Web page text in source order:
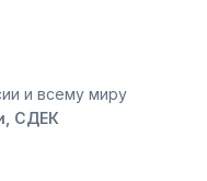
и всему миру
СДЕК